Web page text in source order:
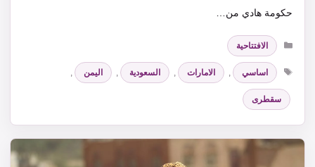
حكومة هادي من…
التصنيفات
الافتتاحية
الوسوم
اساسي , الامارات , السعودية , اليمن ,
سقطرى